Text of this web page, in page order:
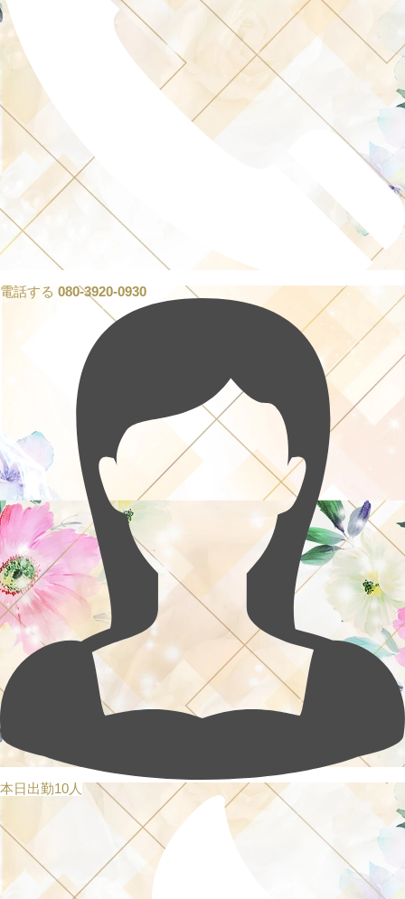
電話する 080-3920-0930
本日出勤10人